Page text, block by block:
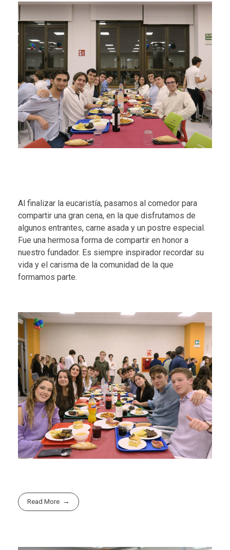
Al finalizar la eucaristía, pasamos al comedor para
compartir una gran cena, en la que disfrutamos de
algunos entrantes, carne asada y un postre especial.
Fue una hermosa forma de compartir en honor a
nuestro fundador. Es siempre inspirador recordar su
vida y el carisma de la comunidad de la que
formamos parte.
Read More